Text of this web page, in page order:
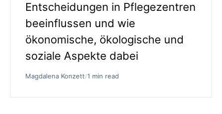
Entscheidungen in Pflegezentren
beeinflussen und wie
ökonomische, ökologische und
soziale Aspekte dabei
Magdalena Konzett/1 min read